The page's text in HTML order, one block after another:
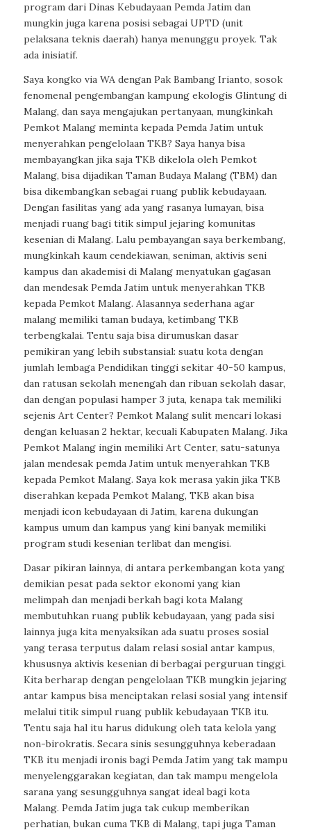
program dari Dinas Kebudayaan Pemda Jatim dan
mungkin juga karena posisi sebagai UPTD (unit
pelaksana teknis daerah) hanya menunggu proyek. Tak
ada inisiatif.
Saya kongko via WA dengan Pak Bambang Irianto, sosok
fenomenal pengembangan kampung ekologis Glintung di
Malang, dan saya mengajukan pertanyaan, mungkinkah
Pemkot Malang meminta kepada Pemda Jatim untuk
menyerahkan pengelolaan TKB? Saya hanya bisa
membayangkan jika saja TKB dikelola oleh Pemkot
Malang, bisa dijadikan Taman Budaya Malang (TBM) dan
bisa dikembangkan sebagai ruang publik kebudayaan.
Dengan fasilitas yang ada yang rasanya lumayan, bisa
menjadi ruang bagi titik simpul jejaring komunitas
kesenian di Malang. Lalu pembayangan saya berkembang,
mungkinkah kaum cendekiawan, seniman, aktivis seni
kampus dan akademisi di Malang menyatukan gagasan
dan mendesak Pemda Jatim untuk menyerahkan TKB
kepada Pemkot Malang. Alasannya sederhana agar
malang memiliki taman budaya, ketimbang TKB
terbengkalai. Tentu saja bisa dirumuskan dasar
pemikiran yang lebih substansial: suatu kota dengan
jumlah lembaga Pendidikan tinggi sekitar 40-50 kampus,
dan ratusan sekolah menengah dan ribuan sekolah dasar,
dan dengan populasi hamper 3 juta, kenapa tak memiliki
sejenis Art Center? Pemkot Malang sulit mencari lokasi
dengan keluasan 2 hektar, kecuali Kabupaten Malang. Jika
Pemkot Malang ingin memiliki Art Center, satu-satunya
jalan mendesak pemda Jatim untuk menyerahkan TKB
kepada Pemkot Malang. Saya kok merasa yakin jika TKB
diserahkan kepada Pemkot Malang, TKB akan bisa
menjadi icon kebudayaan di Jatim, karena dukungan
kampus umum dan kampus yang kini banyak memiliki
program studi kesenian terlibat dan mengisi.
Dasar pikiran lainnya, di antara perkembangan kota yang
demikian pesat pada sektor ekonomi yang kian
melimpah dan menjadi berkah bagi kota Malang
membutuhkan ruang publik kebudayaan, yang pada sisi
lainnya juga kita menyaksikan ada suatu proses sosial
yang terasa terputus dalam relasi sosial antar kampus,
khususnya aktivis kesenian di berbagai perguruan tinggi.
Kita berharap dengan pengelolaan TKB mungkin jejaring
antar kampus bisa menciptakan relasi sosial yang intensif
melalui titik simpul ruang publik kebudayaan TKB itu.
Tentu saja hal itu harus didukung oleh tata kelola yang
non-birokratis. Secara sinis sesungguhnya keberadaan
TKB itu menjadi ironis bagi Pemda Jatim yang tak mampu
menyelenggarakan kegiatan, dan tak mampu mengelola
sarana yang sesungguhnya sangat ideal bagi kota
Malang. Pemda Jatim juga tak cukup memberikan
perhatian, bukan cuma TKB di Malang, tapi juga Taman